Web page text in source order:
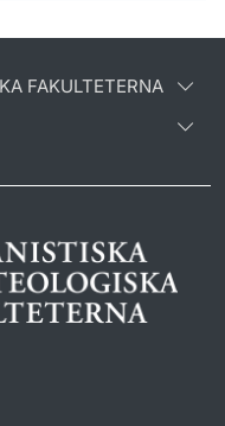
FAKULTETERNA